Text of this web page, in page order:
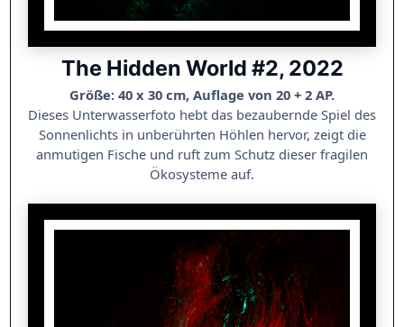
The Hidden World #2, 2022
Größe: 40 x 30 cm, Auflage von 20 + 2 AP.
Dieses Unterwasserfoto hebt das bezaubernde Spiel des
Sonnenlichts in unberührten Höhlen hervor, zeigt die
anmutigen Fische und ruft zum Schutz dieser fragilen
Ökosysteme auf.